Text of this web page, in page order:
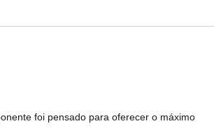
foi pensado para oferecer o máximo